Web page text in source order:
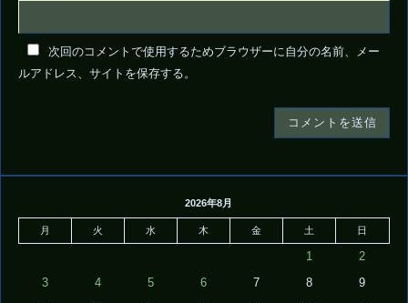
次回のコメントで使用するためブラウザーに自分の名前、メー
ルアドレス、サイトを保存する。
2026年8月
月 火 水 木 金 土 日
1 2
3 4 5 6 7 8 9